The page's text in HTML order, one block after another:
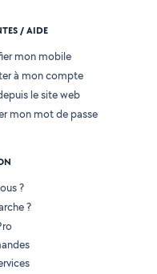
/ AIDE
mon mobile
à mon compte
le site web
mon mot de passe
?
?